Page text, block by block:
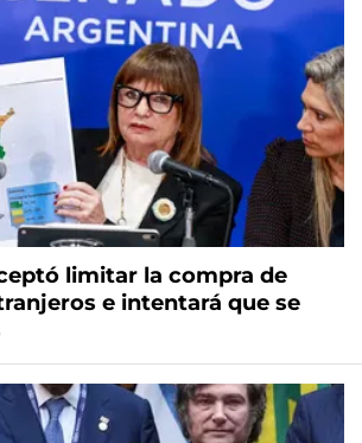
limitar la compra de
e intentará que se